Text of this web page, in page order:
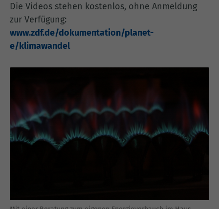
Die Videos stehen kostenlos, ohne Anmeldung
zur Verfügung:
www.zdf.de/dokumentation/planet-
e/klimawandel